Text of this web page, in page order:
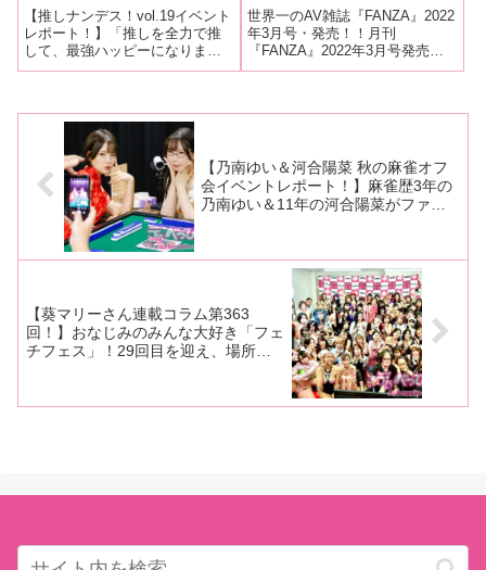
クイベント初登場！ 好き
なチ〇チンのタイプ、体位
などエッチな質問にも赤
裸々回答！
【推しナンデス！vol.19イベント
レポート！】「推しを全力で推
して、最強ハッピーになりまし
ょう！」というイベント「推し
回は宮西ひかるナンデス～」
が、7月19日、東京・新宿に
ひめ乃雪！人気女優インタ
ビューは小倉由菜、藤沢麗
央！新人インタビューには
愛宝すず、宮西ひかる、稲
来が登場！
世界一のAV雑誌『FANZA』2022
年3月号・発売！！月刊
『FANZA』2022年3月号発売！
今月の気になる内容ですが…表
【乃南ゆい＆河合陽菜 秋の麻雀オフ
会イベントレポート！】麻雀歴3年の
乃南ゆい＆11年の河合陽菜がファン
【葵マリーさん連載コラム第363
回！】おなじみのみんな大好き「フェ
チフェス」！29回目を迎え、場所も